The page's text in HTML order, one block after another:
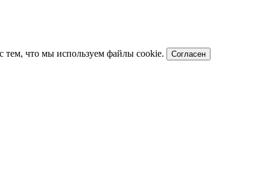
тем, что мы используем файлы cookie. Согласен